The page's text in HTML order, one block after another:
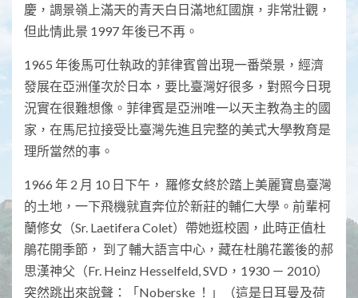
慶，調景嶺上滿天的青天白日滿地紅國旗，非常壯觀，
但此情此景 1997 年後已不再。
1965 年後馬可仕執政的菲律賓曾出現一番榮景，經濟
發展在亞洲僅次於日本，要比臺灣好很多，對照今日現
況實在很難想像。菲律賓是亞洲唯一以天主教為主的國
家，在馬尼拉接受比臺灣先進且完整的美式大學教育是
理所當然的事。
1966 年 2 月 10 日下午， 羅修女終於踏上美麗寶島臺灣
的土地，一下飛機就直奔位於新莊的輔仁大學。前輩柯
蘭修女（Sr. Laetifera Colet）帶她逛校園，此時正值杜
鵑花開季節， 到了輔大語言中心，藏在杜鵑花叢後的郝
思漢神父（Fr. Heinz Hesselfeld, SVD，1930 － 2010）
突然跳出來說聲：「Noberske ！」（這是日耳曼及荷